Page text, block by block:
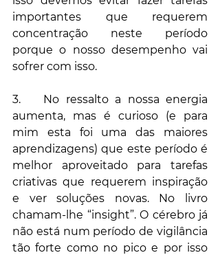
importantes que requerem
concentração neste período
porque o nosso desempenho vai
sofrer com isso.
3.	No ressalto a nossa energia
aumenta, mas é curioso (e para
mim esta foi uma das maiores
aprendizagens) que este período é
melhor aproveitado para tarefas
criativas que requerem inspiração
e ver soluções novas. No livro
chamam-lhe “insight”. O cérebro já
não está num período de vigilância
tão forte como no pico e por isso